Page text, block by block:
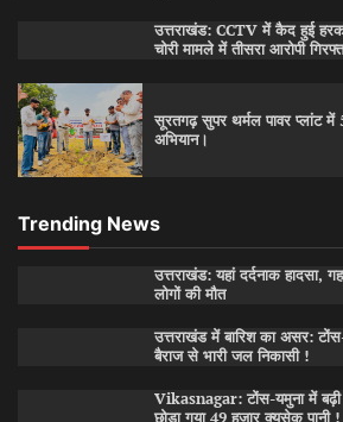
उत्तराखंड: CCTV में कैद हुई
चोरी मामले में तीसरा आरोपी
सूरतगढ़ सुपर थर्मल पावर प्लांट में
अभियान।
Trending News
उत्तराखंड: यहां दर्दनाक हादसा,
लोगों की मौत
उत्तराखंड में बारिश का असर:
बैराज से भारी जल निकासी !
Vikasnagar: टोंस-यमुना में बढ़ी
छोड़ा गया 49 हजार क्यूसेक पानी !